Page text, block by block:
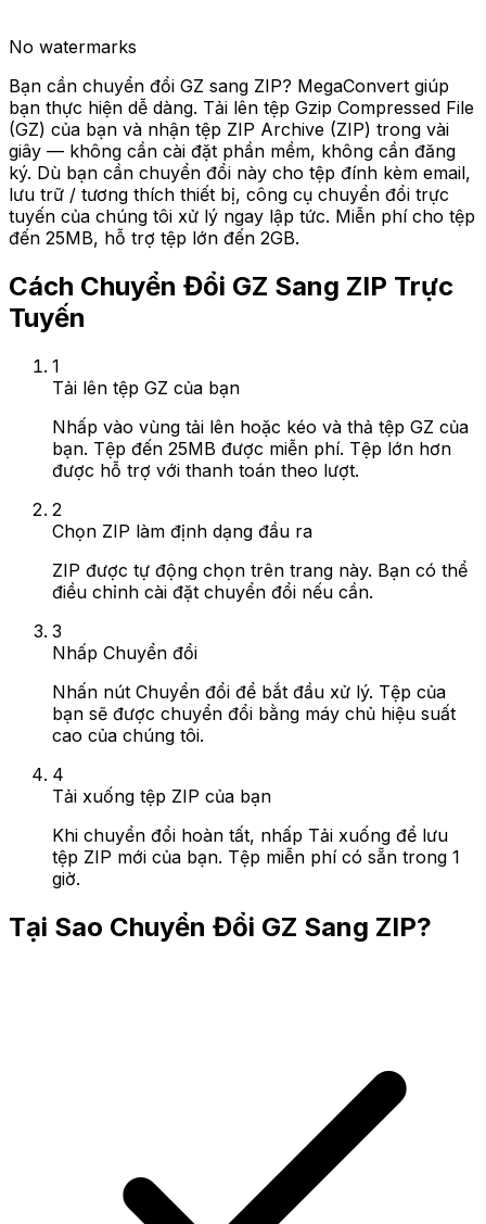
No watermarks
Bạn cần chuyển đổi GZ sang ZIP? MegaConvert giúp
bạn thực hiện dễ dàng. Tải lên tệp Gzip Compressed File
(GZ) của bạn và nhận tệp ZIP Archive (ZIP) trong vài
giây — không cần cài đặt phần mềm, không cần đăng
ký. Dù bạn cần chuyển đổi này cho tệp đính kèm email,
lưu trữ / tương thích thiết bị, công cụ chuyển đổi trực
tuyến của chúng tôi xử lý ngay lập tức. Miễn phí cho tệp
đến 25MB, hỗ trợ tệp lớn đến 2GB.
Cách Chuyển Đổi GZ Sang ZIP Trực
Tuyến
1
Tải lên tệp GZ của bạn
Nhấp vào vùng tải lên hoặc kéo và thả tệp GZ của
bạn. Tệp đến 25MB được miễn phí. Tệp lớn hơn
được hỗ trợ với thanh toán theo lượt.
2
Chọn ZIP làm định dạng đầu ra
ZIP được tự động chọn trên trang này. Bạn có thể
điều chỉnh cài đặt chuyển đổi nếu cần.
3
Nhấp Chuyển đổi
Nhấn nút Chuyển đổi để bắt đầu xử lý. Tệp của
bạn sẽ được chuyển đổi bằng máy chủ hiệu suất
cao của chúng tôi.
4
Tải xuống tệp ZIP của bạn
Khi chuyển đổi hoàn tất, nhấp Tải xuống để lưu
tệp ZIP mới của bạn. Tệp miễn phí có sẵn trong 1
giờ.
Tại Sao Chuyển Đổi GZ Sang ZIP?